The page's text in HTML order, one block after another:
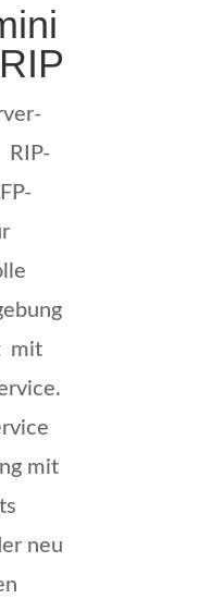
RIP-
mit
mit
neu